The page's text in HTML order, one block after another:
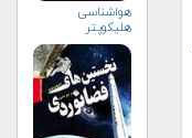
هواشناسی
هلیكوپتر